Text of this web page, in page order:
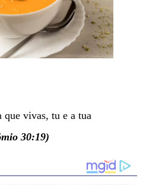
que vivas, tu e a tua
30:19)